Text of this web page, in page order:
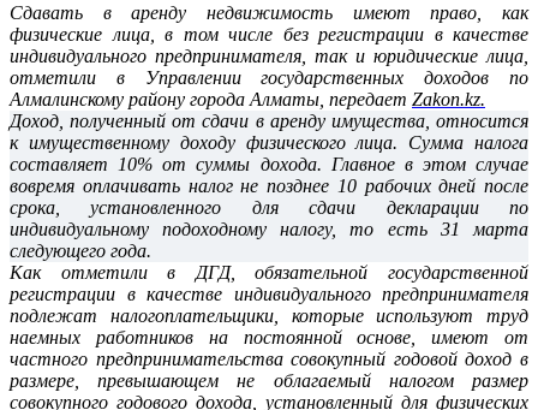
Сдавать в аренду недвижимость имеют право, как
физические лица, в том числе без регистрации в качестве
индивидуального предпринимателя, так и юридические лица,
отметили в Управлении государственных доходов по
Алмалинскому району города Алматы, передает Zakon.kz.
Доход, полученный от сдачи в аренду имущества, относится
к имущественному доходу физического лица. Сумма налога
составляет 10% от суммы дохода. Главное в этом случае
вовремя оплачивать налог не позднее 10 рабочих дней после
срока, установленного для сдачи декларации по
индивидуальному подоходному налогу, то есть 31 марта
следующего года.
Как отметили в ДГД, обязательной государственной
регистрации в качестве индивидуального предпринимателя
подлежат налогоплательщики, которые используют труд
наемных работников на постоянной основе, имеют от
частного предпринимательства совокупный годовой доход в
размере, превышающем не облагаемый налогом размер
совокупного годового дохода, установленный для физических